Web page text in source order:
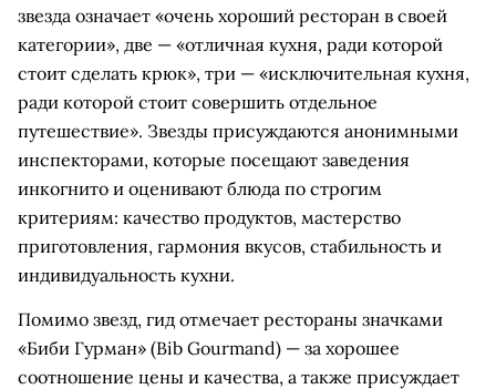
звезда означает «очень хороший ресторан в своей
категории», две — «отличная кухня, ради которой
стоит сделать крюк», три — «исключительная кухня,
ради которой стоит совершить отдельное
путешествие». Звезды присуждаются анонимными
инспекторами, которые посещают заведения
инкогнито и оценивают блюда по строгим
критериям: качество продуктов, мастерство
приготовления, гармония вкусов, стабильность и
индивидуальность кухни.
Помимо звезд, гид отмечает рестораны значками
«Биби Гурман» (Bib Gourmand) — за хорошее
соотношение цены и качества, а также присуждает